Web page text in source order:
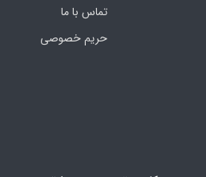
تماس با ما
حریم خصوصی